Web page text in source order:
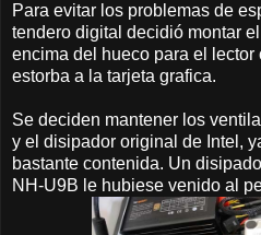
Para evitar los problemas de
tendero digital decidió montar
encima del hueco para el lector
estorba a la tarjeta grafica.
Se deciden mantener los
y el disipador original de Intel,
bastante contenida. Un
NH-U9B le hubiese venido al